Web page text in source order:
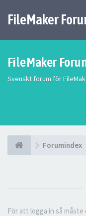
FileMaker
FileMaker
Svenskt forum för
Forumindex
För att logga in så